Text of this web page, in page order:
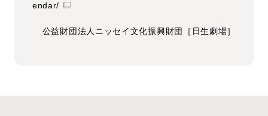
endar/
公益財団法人ニッセイ文化振興財団［日生劇場］